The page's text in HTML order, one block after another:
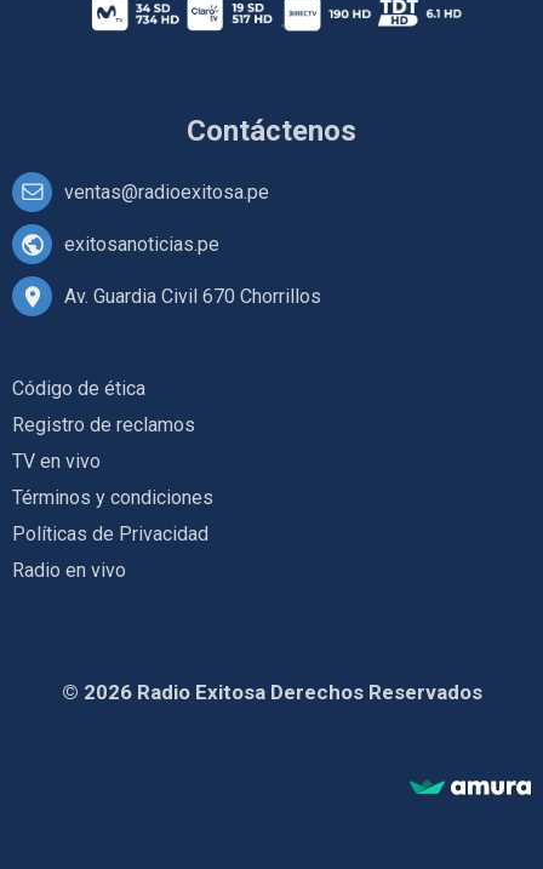
Contáctenos
ventas@radioexitosa.pe
exitosanoticias.pe
Av. Guardia Civil 670 Chorrillos
Código de ética
Registro de reclamos
TV en vivo
Términos y condiciones
Políticas de Privacidad
Radio en vivo
© 2026 Radio Exitosa Derechos Reservados